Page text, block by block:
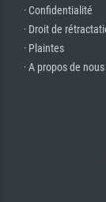
· Confidentialité
· Droit de
· Plaintes
· A propos de nous